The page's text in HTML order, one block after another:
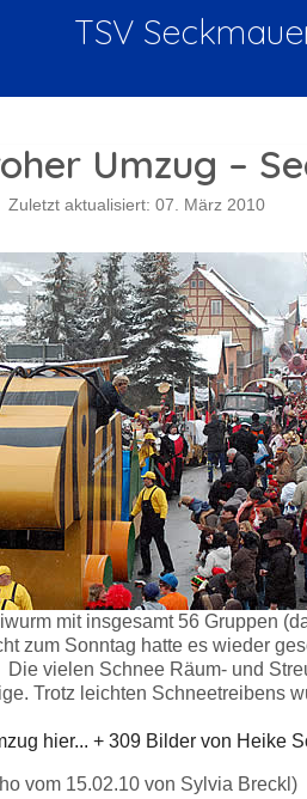
TSV
Umzug –
Zuletzt aktualisiert: 07. März 2010
mit insgesamt 56 Gruppen
zum Sonntag hatte es wieder
vielen Schnee Räum- und
Trotz leichten Schneetreibens
hier... + 309 Bilder von Heike
vom 15.02.10 von Sylvia Breckl)